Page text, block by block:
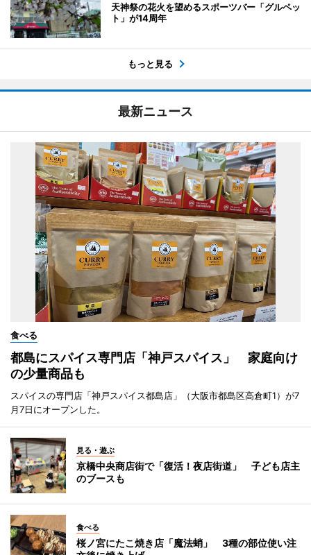
天神祭の花火を望めるスポーツバー「グルペッ
ト」が14周年
もっと見る
最新ニュース
食べる
都島にスパイス専門店「神戸スパイス」 家庭向け
の少量商品も
スパイスの専門店「神戸スパイス都島店」（大阪市都島区高倉町1）が7
月7日にオープンした。
見る・遊ぶ
京橋中央商店街で「復活！夜店街道」 子ども店主
のブースも
食べる
桜ノ宮にたこ焼き店「魔法蛸」 3種の部位使い注